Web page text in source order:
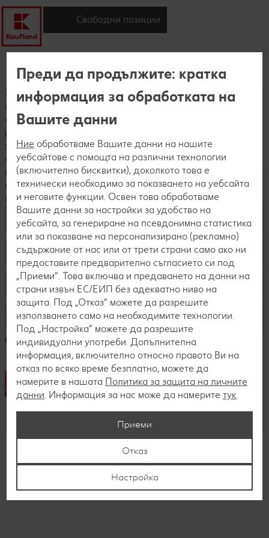
Свободни позиции
кариерата
Academy
Забележка: В Kaufland България приемствеността е една
от фундаменталните характеристики в изграждането на
силен и мотивиран екип, затова компанията насърчава
равнопоставена и приобщаваща среда, която обхваща
хора от различни възраст, пол, етнос, религия,
образование, способности и т.н. Спазвайки правописа и
правоговора на българския език в текста се използва
само мъжки род, като с това, разбира се, имаме предвид
лица от всички полове.
Лични данни
Защита на личните данни
Редакция
Декларация за достъпност
Работа в централен офис, логистика и филиали
Работа във филиал
Работа в Логистика
Работа в Централен офис
Кои сме ние
Срещни се с нас
Нашите ценности
Придобивки
Процес по кандидатстване
Обучение и развитие
Старт в кариерата
Дуално обучение за ученици
Практикантска програма
Kaufland Стажантска програма
Бизнес академия Kaufland -УНСС
Kaufland Business Academy
Сертификати
Преди да продължите: кратка
информация за обработката на
Вашите данни
Ние обработваме Вашите данни на нашите
уебсайтове с помощта на различни технологии
(включително бисквитки), доколкото това е
технически необходимо за показването на уебсайта
и неговите функции. Освен това обработваме
Вашите данни за настройки за удобство на
уебсайта, за генериране на псевдонимна статистика
или за показване на персонализирано (рекламно)
съдържание от нас или от трети страни само ако ни
предоставите предварително съгласието си под
„Приеми“. Това включва и предаването на данни на
страни извън ЕС/ЕИП без адекватно ниво на
защита. Под „Отказ“ можете да разрешите
използването само на необходимите технологии.
Под „Настройка“ можете да разрешите
индивидуални употреби. Допълнителна
информация, включително относно правото Ви на
отказ по всяко време безплатно, можете да
намерите в нашата Политика за защита на личните
данни . Информация за нас може да намерите тук
Отказ
Приеми
Настройка